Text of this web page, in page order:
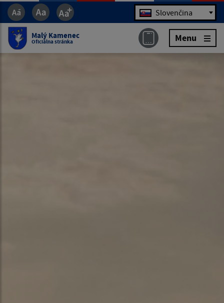
Jazyk Slovenčina
Malý Kamenec
Oficiálna stránka Menu